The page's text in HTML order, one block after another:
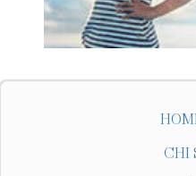
CHI